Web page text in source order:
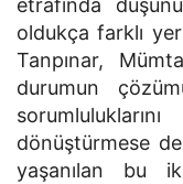
etrafında
oldukça farklı
Tanpınar,
durumun
dönüştürmese
yaşanılan bu